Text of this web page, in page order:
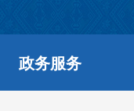
政务服务